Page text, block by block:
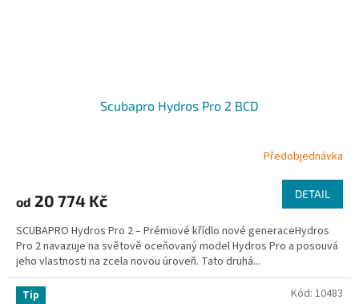
Scubapro Hydros Pro 2 BCD
Předobjednávka
od 20 774 Kč DETAIL
SCUBAPRO Hydros Pro 2 – Prémiové křídlo nové generaceHydros
Pro 2 navazuje na světově oceňovaný model Hydros Pro a posouvá
jeho vlastnosti na zcela novou úroveň. Tato druhá...
Tip Kód: 10483